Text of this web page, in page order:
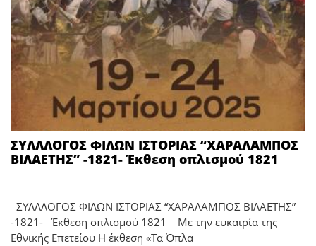
ΣΥΛΛΛΟΓΟΣ ΦΙΛΩΝ ΙΣΤΟΡΙΑΣ “ΧΑΡΑΛΑΜΠΟΣ
ΒΙΛΑΕΤΗΣ” -1821- Έκθεση οπλισμού 1821
ΣΥΛΛΛΟΓΟΣ ΦΙΛΩΝ ΙΣΤΟΡΙΑΣ “ΧΑΡΑΛΑΜΠΟΣ ΒΙΛΑΕΤΗΣ”
-1821- Έκθεση οπλισμού 1821 Με την ευκαιρία της
Εθνικής Επετείου Η έκθεση «Τα Όπλα